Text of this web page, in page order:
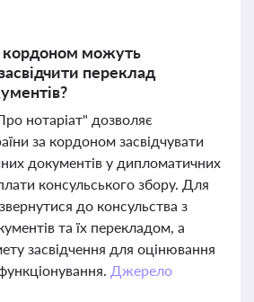
кордоном можуть
переклад
нотаріат" дозволяє
за кордоном засвідчувати
документів у дипломатичних
консульського збору. Для
до консульства з
та їх перекладом, а
засвідчення для оцінювання
Джерело